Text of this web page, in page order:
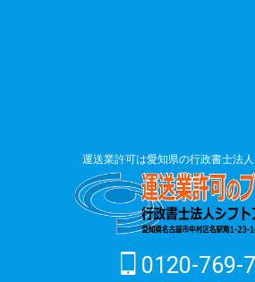
運送業許可は愛知県の行政書士法
0120-769-